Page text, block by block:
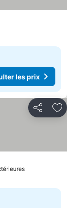
les prix
Partager